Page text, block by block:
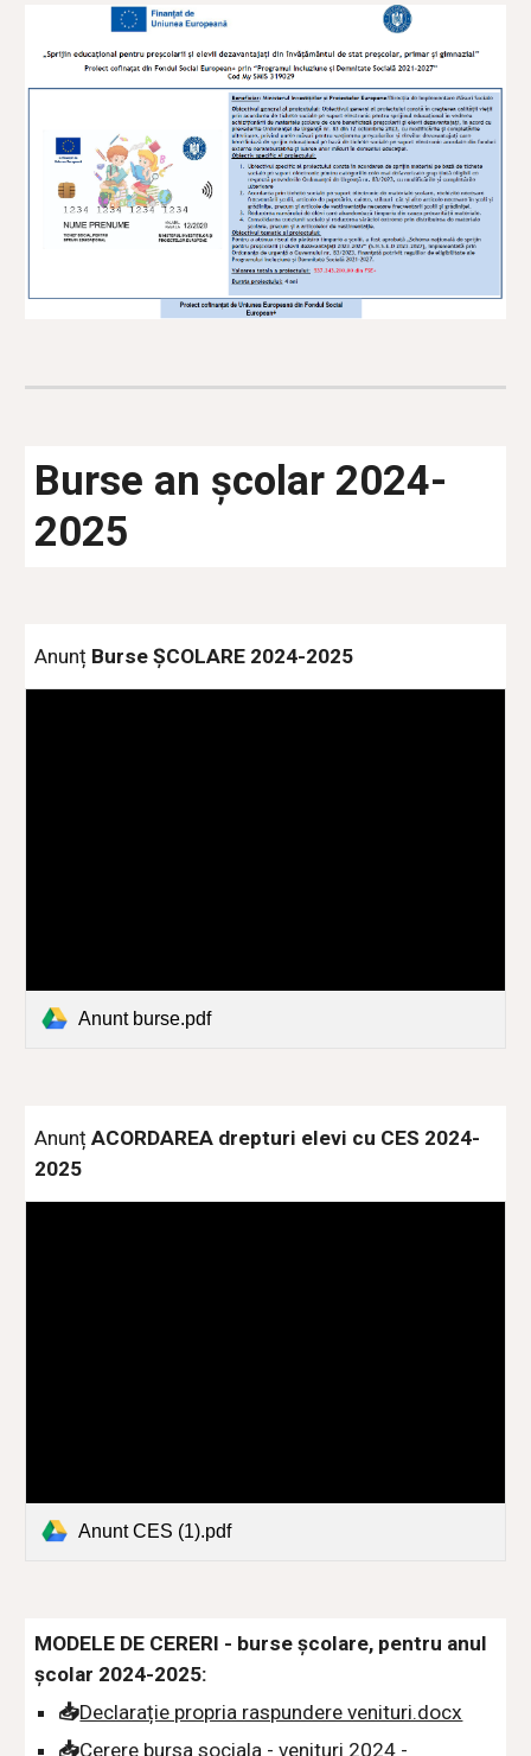
Burse an școlar 2024-
2025
Anunț Burse ȘCOLARE 2024-2025
Anunt burse.pdf
AnunțACORDAREA drepturi elevi cu CES 2024-
2025
Anunt CES (1).pdf
MODELE DE CERERI - burse școlare, pentru anul
școlar 2024-2025:
📥Declarație propria raspundere venituri.docx
📥Cerere bursa sociala - venituri 2024 -